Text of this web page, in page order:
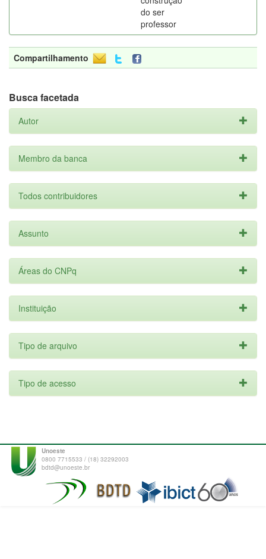
do ser
professor
Compartilhamento
Busca facetada
Autor
Membro da banca
Todos contribuidores
Assunto
Áreas do CNPq
Instituição
Tipo de arquivo
Tipo de acesso
Unoeste
0800 7715533 / (18) 32292003
bdtd@unoeste.br